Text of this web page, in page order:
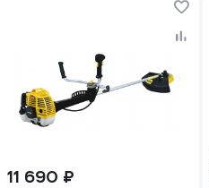
11 690 ₽